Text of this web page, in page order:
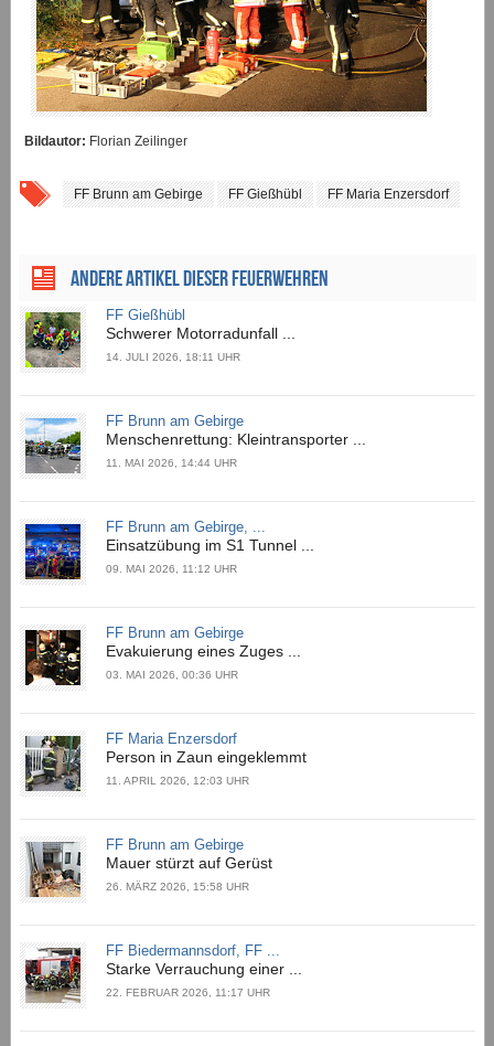
Bildautor: Florian Zeilinger
FF Brunn am Gebirge FF Gießhübl FF Maria Enzersdorf
ANDERE ARTIKEL DIESER FEUERWEHREN
FF Gießhübl
Schwerer Motorradunfall ...
14. JULI 2026, 18:11 UHR
FF Brunn am Gebirge
Menschenrettung: Kleintransporter ...
11. MAI 2026, 14:44 UHR
FF Brunn am Gebirge, ...
Einsatzübung im S1 Tunnel ...
09. MAI 2026, 11:12 UHR
FF Brunn am Gebirge
Evakuierung eines Zuges ...
03. MAI 2026, 00:36 UHR
FF Maria Enzersdorf
Person in Zaun eingeklemmt
11. APRIL 2026, 12:03 UHR
FF Brunn am Gebirge
Mauer stürzt auf Gerüst
26. MÄRZ 2026, 15:58 UHR
FF Biedermannsdorf, FF ...
Starke Verrauchung einer ...
22. FEBRUAR 2026, 11:17 UHR